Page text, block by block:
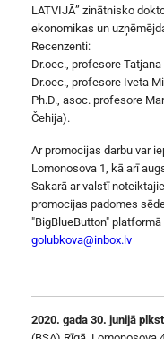
LATVIJĀ” zinātnisko
ekonomikas un
Recenzenti:
Dr.oec., profesore
Dr.oec., profesore Iveta
Ph.D., asoc. profesore
Čehija).
Ar promocijas darbu var
Lomonosova 1, kā arī
Sakarā ar valstī
promocijas padomes
"BigBlueButton"
golubkova@inbox.lv
2020. gada 30. junijā